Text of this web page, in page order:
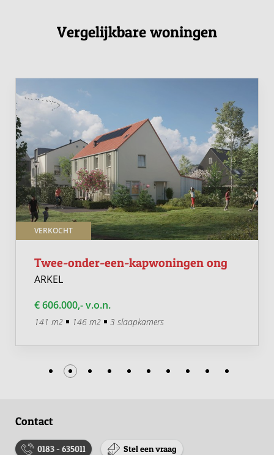
Vergelijkbare woningen
VERKOCHT
Twee-onder-een-kapwoningen ong
ARKEL
€ 606.000,- v.o.n.
141 m2 146 m2 3 slaapkamers
Contact
0183 - 635011 Stel een vraag